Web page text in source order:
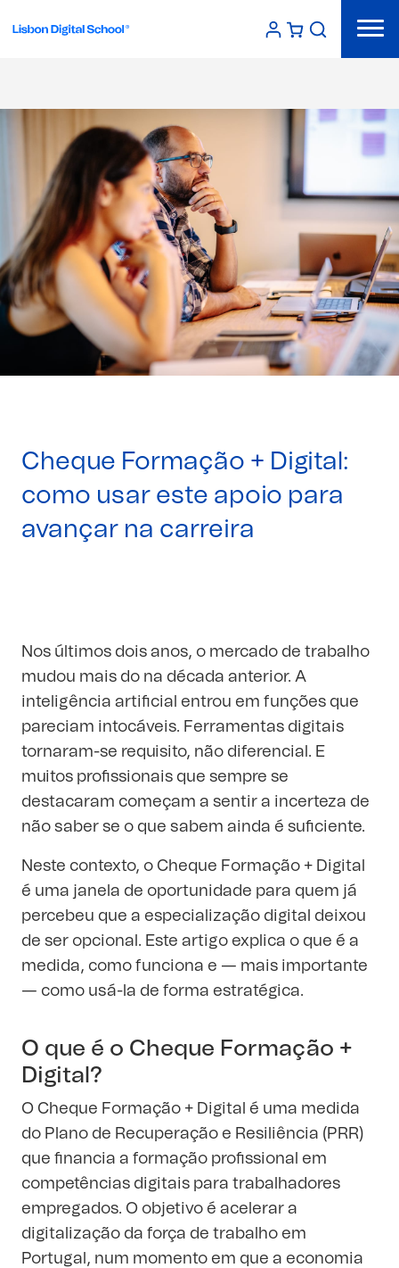
Cheque Formação + Digital:
como usar este apoio para
avançar na carreira
Nos últimos dois anos, o mercado de trabalho
mudou mais do na década anterior. A
inteligência artificial entrou em funções que
pareciam intocáveis. Ferramentas digitais
tornaram-se requisito, não diferencial. E
muitos profissionais que sempre se
destacaram começam a sentir a incerteza de
não saber se o que sabem ainda é suficiente.
Neste contexto, o Cheque Formação + Digital
é uma janela de oportunidade para quem já
percebeu que a especialização digital deixou
de ser opcional. Este artigo explica o que é a
medida, como funciona e — mais importante
— como usá-la de forma estratégica.
O que é o Cheque Formação +
Digital?
O Cheque Formação + Digital é uma medida
do Plano de Recuperação e Resiliência (PRR)
que financia a formação profissional em
competências digitais para trabalhadores
empregados. O objetivo é acelerar a
digitalização da força de trabalho em
Portugal, num momento em que a economia